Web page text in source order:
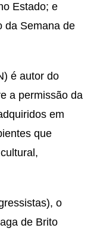
Estado; e
da Semana de
é autor do
a permissão da
em
que
o
de Brito